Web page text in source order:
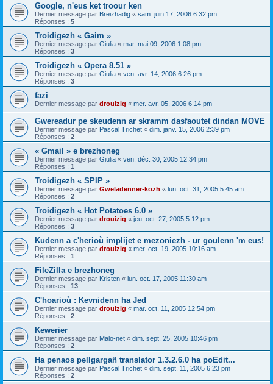
Google, n'eus ket troour ken
Dernier message par Breizhadig « sam. juin 17, 2006 6:32 pm
Réponses : 5
Troidigezh « Gaim »
Dernier message par Giulia « mar. mai 09, 2006 1:08 pm
Réponses : 3
Troidigezh « Opera 8.51 »
Dernier message par Giulia « ven. avr. 14, 2006 6:26 pm
Réponses : 3
fazi
Dernier message par drouizig « mer. avr. 05, 2006 6:14 pm
Gwereadur pe skeudenn ar skramm dasfaoutet dindan MOVE
Dernier message par Pascal Trichet « dim. janv. 15, 2006 2:39 pm
Réponses : 2
« Gmail » e brezhoneg
Dernier message par Giulia « ven. déc. 30, 2005 12:34 pm
Réponses : 1
Troidigezh « SPIP »
Dernier message par Gweladenner-kozh « lun. oct. 31, 2005 5:45 am
Réponses : 2
Troidigezh « Hot Potatoes 6.0 »
Dernier message par drouizig « jeu. oct. 27, 2005 5:12 pm
Réponses : 3
Kudenn a c'herioù implijet e mezoniezh - ur goulenn 'm eus!
Dernier message par drouizig « mer. oct. 19, 2005 10:16 am
Réponses : 1
FileZilla e brezhoneg
Dernier message par Kristen « lun. oct. 17, 2005 11:30 am
Réponses : 13
C'hoarioù : Kevnidenn ha Jed
Dernier message par drouizig « mar. oct. 11, 2005 12:54 pm
Réponses : 2
Kewerier
Dernier message par Malo-net « dim. sept. 25, 2005 10:46 pm
Réponses : 2
Ha penaos pellgargañ translator 1.3.2.6.0 ha poEdit...
Dernier message par Pascal Trichet « dim. sept. 11, 2005 6:23 pm
Réponses : 2